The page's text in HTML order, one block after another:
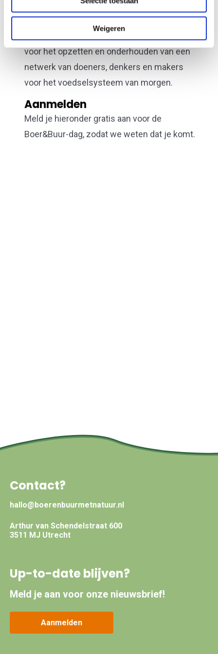
Weigeren
leert over de impact van deze bijzondere plek.
De Kleine Aarde maakt onderdeel uit van
Stichting Plaatsen Nederland, die zich inzet
voor het opzetten en onderhouden van een
netwerk van doeners, denkers en makers
voor het voedselsysteem van morgen.
Aanmelden
Meld je hieronder gratis aan voor de
Boer&Buur-dag, zodat we weten dat je komt.
Contact?
hallo@boerenbuurmetnatuur.nl
Arthur van Schendelstraat 600
3511 MJ Utrecht
Up-to-date blijven?
Meld je aan voor onze nieuwsbrief!
Aanmelden